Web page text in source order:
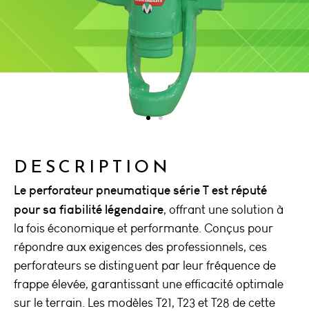
DESCRIPTION
Le perforateur pneumatique série T est réputé
pour sa fiabilité légendaire, offrant une solution à
la fois économique et performante. Conçus pour
répondre aux exigences des professionnels, ces
perforateurs se distinguent par leur fréquence de
frappe élevée, garantissant une efficacité optimale
sur le terrain. Les modèles T21, T23 et T28 de cette